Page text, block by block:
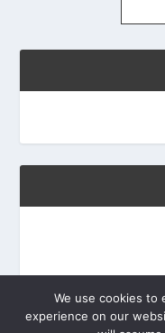
We use cookies to
experience on our